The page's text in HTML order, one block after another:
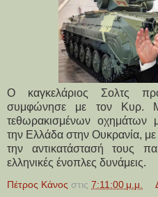
Ο καγκελάριος Σολτς
συμφώνησε με τον Κυρ.
τεθωρακισμένων οχημάτων
την Ελλάδα στην Ουκρανία, με
την αντικατάστασή τους
ελληνικές ένοπλες δυνάμεις.
Πέτρος Κάνος στις 7:11:00 μ.μ.